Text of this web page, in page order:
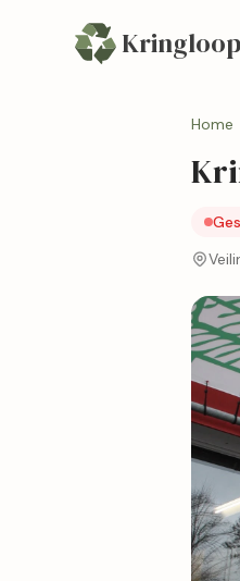
Home